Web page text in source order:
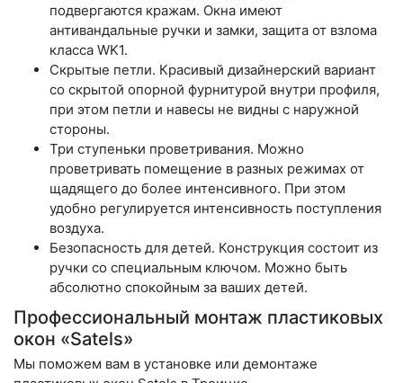
подвергаются кражам. Окна имеют
антивандальные ручки и замки, защита от взлома
класса WK1.
Скрытые петли. Красивый дизайнерский вариант
со скрытой опорной фурнитурой внутри профиля,
при этом петли и навесы не видны с наружной
стороны.
Три ступеньки проветривания. Можно
проветривать помещение в разных режимах от
щадящего до более интенсивного. При этом
удобно регулируется интенсивность поступления
воздуха.
Безопасность для детей. Конструкция состоит из
ручки со специальным ключом. Можно быть
абсолютно спокойным за ваших детей.
Профессиональный монтаж пластиковых
окон «Satels»
Мы поможем вам в установке или демонтаже